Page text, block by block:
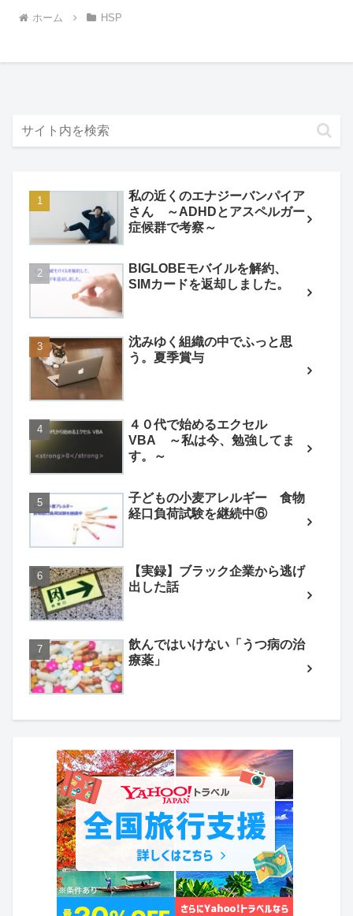
ホーム HSP
私の近くのエナジーバンパイア
さん ～ADHDとアスペルガー
症候群で考察～
BIGLOBEモバイルを解約、
SIMカードを返却しました。
沈みゆく組織の中でふっと思
う。夏季賞与
４０代で始めるエクセル
VBA ～私は今、勉強してま
す。～
子どもの小麦アレルギー 食物
経口負荷試験を継続中⑥
【実録】ブラック企業から逃げ
出した話
飲んではいけない「うつ病の治
療薬」